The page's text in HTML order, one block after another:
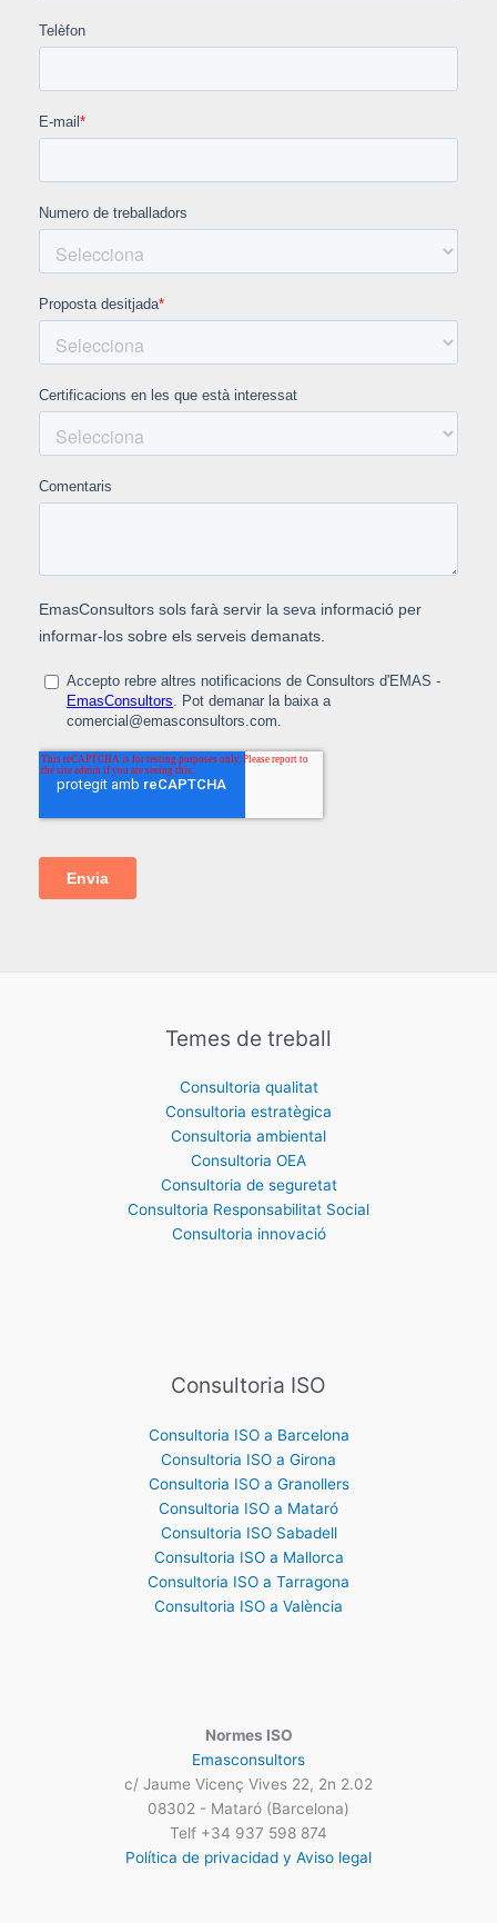
Temes de treball
Consultoria qualitat
Consultoria estratègica
Consultoria ambiental
Consultoria OEA
Consultoria de seguretat
Consultoria Responsabilitat Social
Consultoria innovació
Consultoria ISO
Consultoria ISO a Barcelona
Consultoria ISO a Girona
Consultoria ISO a Granollers
Consultoria ISO a Mataró
Consultoria ISO Sabadell
Consultoria ISO a Mallorca
Consultoria ISO a Tarragona
Consultoria ISO a València
Normes ISO
Emasconsultors
c/ Jaume Vicenç Vives 22, 2n 2.02
08302 - Mataró (Barcelona)
Telf +34 937 598 874
Política de privacidad y Aviso legal